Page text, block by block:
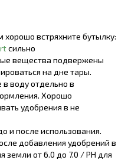
встряхните бутылку:
сильно
вещества подвержены
на дне тары.
воду отдельно в
Хорошо
удобрения в не
и после использования.
добавления удобрений в
земли от 6.0 до 7.0 / PH для